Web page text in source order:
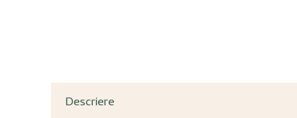
Descriere